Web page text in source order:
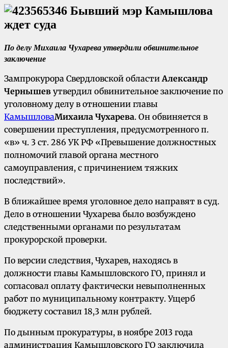
По делу Михаила Чухарева утвердили обвинительное
заключение
Зампрокурора Свердловской области Александр
Чернышев утвердил обвинительное заключение по
уголовному делу в отношении главы
КамышловаМихаила Чухарева. Он обвиняется в
совершении преступления, предусмотренного п.
«в» ч. 3 ст. 286 УК РФ «Превышение должностных
полномочий главой органа местного
самоуправления, с причинением тяжких
последствий».
В ближайшее время уголовное дело направят в суд.
Дело в отношении Чухарева было возбуждено
следственными органами по результатам
прокурорской проверки.
По версии следствия, Чухарев, находясь в
должности главы Камышловского ГО, принял и
согласовал оплату фактически невыполненных
работ по муниципальному контракту. Ущерб
бюджету составил 18,3 млн рублей.
По дынным прокуратуры, в ноябре 2013 года
администрация Камышловского ГО заключила